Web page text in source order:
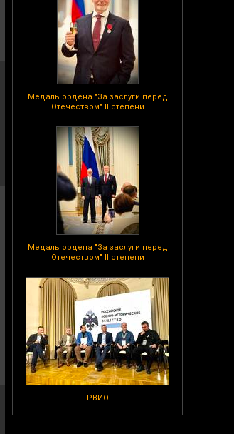
Медаль ордена "За заслуги перед
Отечеством" II степени
Медаль ордена "За заслуги перед
Отечеством" II степени
РВИО